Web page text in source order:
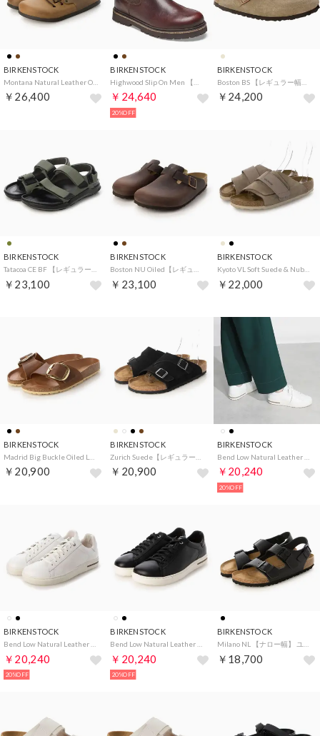
BIRKENSTOCK
￥26,400
BIRKENSTOCK
￥24,640
20%OFF
BIRKENSTOCK
￥24,200
BIRKENSTOCK
￥23,100
BIRKENSTOCK
￥23,100
BIRKENSTOCK
Kyoto VL Soft Suede & Nubuck【ナロー幅】 （トープ）
￥22,000
BIRKENSTOCK
￥20,900
BIRKENSTOCK
￥20,900
BIRKENSTOCK
￥20,240
20%OFF
BIRKENSTOCK
￥20,240
20%OFF
BIRKENSTOCK
￥20,240
20%OFF
BIRKENSTOCK
￥18,700